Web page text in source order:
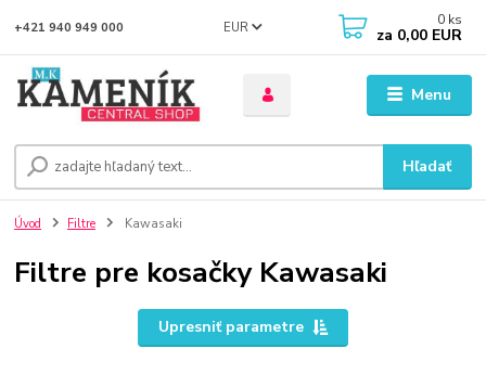
Menu
EUR
Hľadať
+421 940 949 000 0 ks
za 0,00 EUR
Úvod Filtre Kawasaki
Filtre pre kosačky Kawasaki
Upresniť parametre